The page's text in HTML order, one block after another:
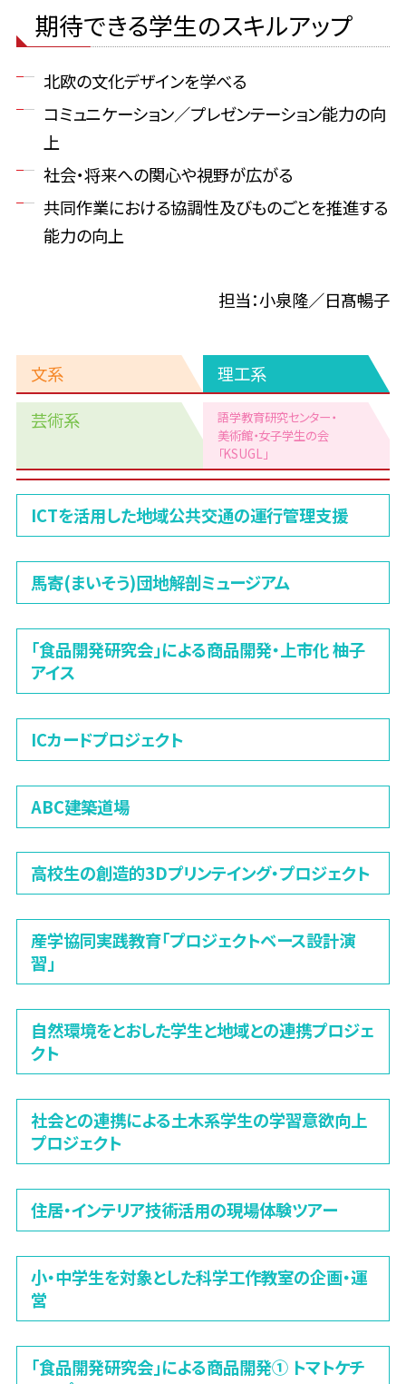
期待できる学生のスキルアップ
北欧の文化デザインを学べる
コミュニケーション／プレゼンテーション能力の向
上
社会・将来への関心や視野が広がる
共同作業における協調性及びものごとを推進する
能力の向上
担当：小泉隆／日髙暢子
文系
理工系
芸術系
語学教育研究センター・
美術館・女子学生の会
「KSUGL」
系
ICTを活用した地域公共交通の運行管理支援
馬寄(まいそう)団地解剖ミュージアム
「食品開発研究会」による商品開発・上市化 柚子
アイス
ICカードプロジェクト
ABC建築道場
高校生の創造的3Dプリンテイング・プロジェクト
産学協同実践教育「プロジェクトベース設計演
習」
自然環境をとおした学生と地域との連携プロジェ
クト
社会との連携による土木系学生の学習意欲向上
プロジェクト
住居・インテリア技術活用の現場体験ツアー
小・中学生を対象とした科学工作教室の企画・運
営
「食品開発研究会」による商品開発① トマトケチ